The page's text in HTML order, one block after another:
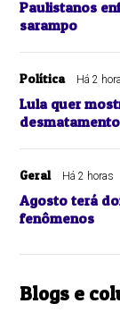
Paulistanos
sarampo
Política Há 2
Lula quer
Geral Há 2 horas
Agosto terá
fenômenos
Blogs e